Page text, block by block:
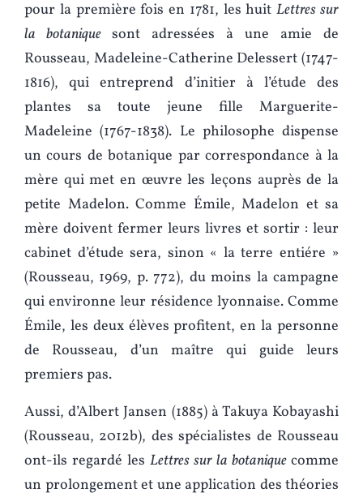
pour la première fois en 1781, les huitLettres sur
la botanique sont adressées à une amie de
Rousseau, Madeleine-Catherine Delessert (1747-
1816), qui entreprend d’initier à l’étude des
plantes sa toute jeune fille Marguerite-
Madeleine (1767-1838). Le philosophe dispense
un cours de botanique par correspondance à la
mère qui met en œuvre les leçons auprès de la
petite Madelon. Comme Émile, Madelon et sa
mère doivent fermer leurs livres et sortir : leur
cabinet d’étude sera, sinon « la terre entiére »
(Rousseau, 1969, p. 772), du moins la campagne
qui environne leur résidence lyonnaise. Comme
Émile, les deux élèves profitent, en la personne
de Rousseau, d’un maître qui guide leurs
premiers pas.
Aussi, d’Albert Jansen (1885) à Takuya Kobayashi
(Rousseau, 2012b), des spécialistes de Rousseau
ont-ils regardé les Lettres sur la botanique comme
un prolongement et une application des théories